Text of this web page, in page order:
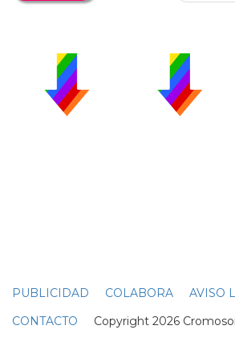
PUBLICIDAD COLABORA
AVISO
CONTACTO Copyright 2026